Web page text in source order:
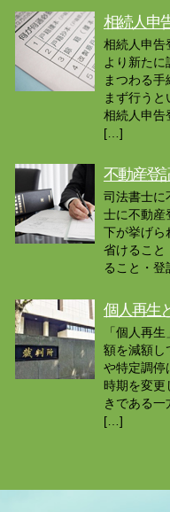
相続人申
相続人申告
より新た
まつわる
まず行うと
相続人申告
[…]
不動産登
司法書士に
士に不動産
下が挙げら
省けること
ること・
個人再生
「個人再
額を減額し
や特定調停
時期を変更
きである
[…]